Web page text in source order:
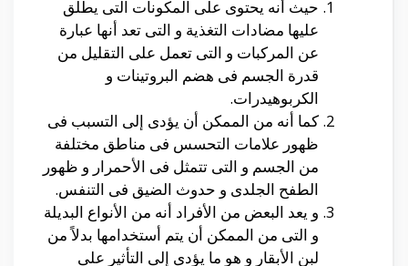
حيث أنه يحتوى على المكونات التى يطلق
عليها مضادات التغذية و التى تعد أنها عبارة
عن المركبات و التى تعمل على التقليل من
قدرة الجسم فى هضم البروتينات و
الكربوهيدرات.
كما أنه من الممكن أن يؤدى إلى التسبب فى
ظهور علامات التحسس فى مناطق مختلفة
من الجسم و التى تتمثل فى الأحمرار و ظهور
الطفح الجلدى و حدوث الضيق فى التنفس.
و يعد البعض من الأفراد أنه من الأنواع البديلة
و التى من الممكن أن يتم أستخدامها بدلاً من
لبن الأبقار و هو ما يؤدى إلى التأثير على